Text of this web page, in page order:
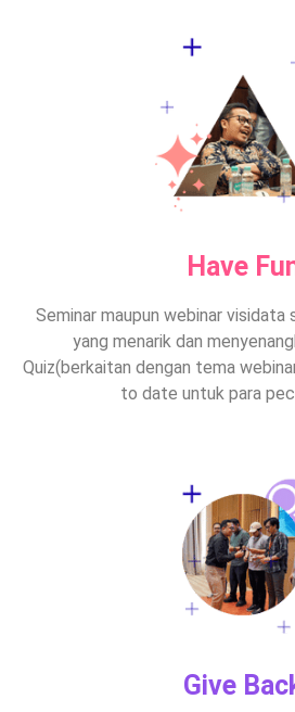
Have
Seminar maupun webinar visidata
yang menarik dan
Quiz(berkaitan dengan tema
to date untuk para
Give